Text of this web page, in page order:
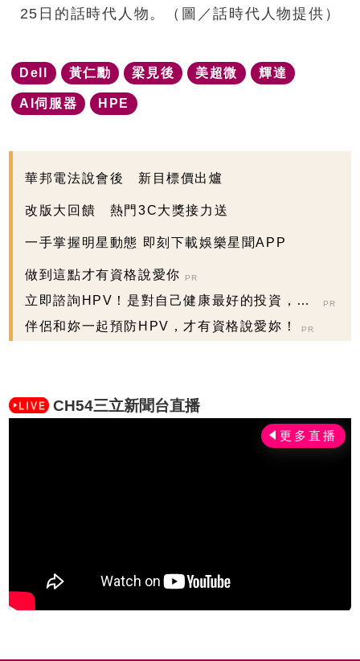
25日的話時代人物。（圖／話時代人物提供）
Dell 黃仁勳 梁見後 美超微 輝達
AI伺服器 HPE
華邦電法說會後 新目標價出爐
改版大回饋 熱門3C大獎接力送
一手掌握明星動態 即刻下載娛樂星聞APP
做到這點才有資格說愛你 PR
立即諮詢HPV！是對自己健康最好的投資，把
握現在不嫌晚...
PR
伴侶和妳一起預防HPV，才有資格說愛妳！ PR
CH54三立新聞台直播